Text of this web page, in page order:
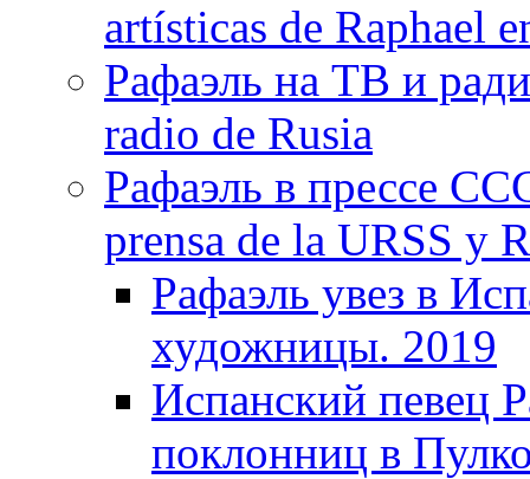
artísticas de Raphael
Рафаэль на ТВ и
radio de Rusia
Рафаэль в прессе
prensa de la URSS y
Рафаэль увез в
художницы. 2019
Испанский певец
поклонниц в